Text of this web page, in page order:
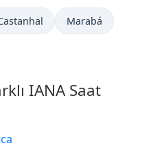
Marabá
IANA Saat